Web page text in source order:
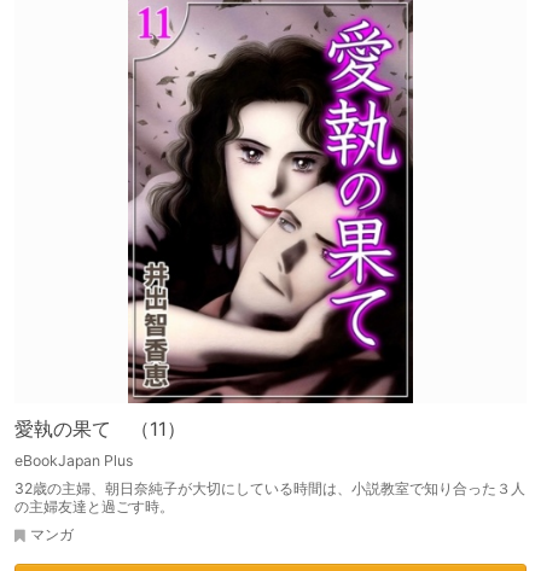
愛執の果て （11）
eBookJapan Plus
32歳の主婦、朝日奈純子が大切にしている時間は、小説教室で知り合った３人
の主婦友達と過ごす時。
マンガ